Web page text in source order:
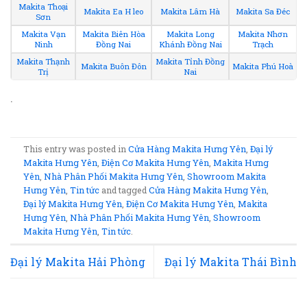
Makita Thoại
Sơn
Makita Ea H leo Makita Lâm Hà Makita Sa Đéc
Makita Vạn
Ninh
Makita Biên Hòa
Đồng Nai
Makita Long
Khánh Đồng Nai
Makita Nhơn
Trạch
Makita Thạnh
Trị
Makita Buôn Đôn
Makita Tỉnh Đồng
Nai
Makita Phú Hoà
.
This entry was posted inCửa Hàng Makita Hưng Yên ,Đại lý
Makita Hưng Yên ,Điện Cơ Makita Hưng Yên ,Makita Hưng
Yên ,Nhà Phân Phối Makita Hưng Yên ,Showroom Makita
Hưng Yên ,Tin tức and taggedCửa Hàng Makita Hưng Yên
Đại lý Makita Hưng Yên ,Điện Cơ Makita Hưng Yên ,Makita
Hưng Yên ,Nhà Phân Phối Makita Hưng Yên ,Showroom
Makita Hưng Yên ,Tin tức
Đại lý Makita Hải Phòng Đại lý Makita Thái Bình